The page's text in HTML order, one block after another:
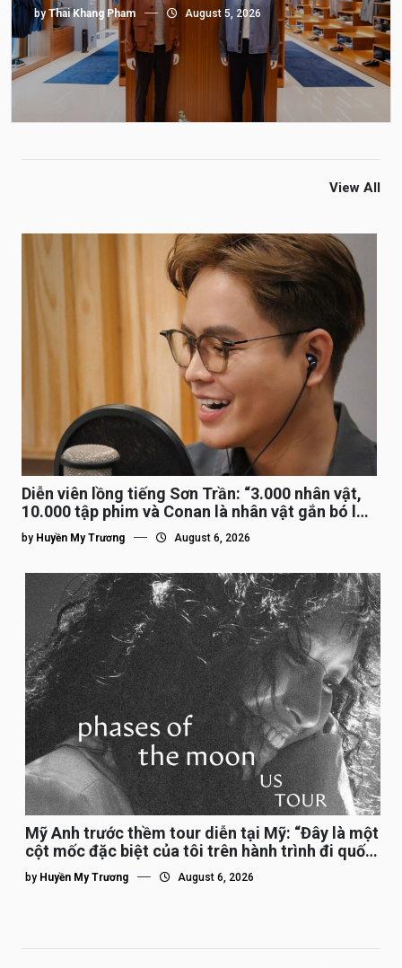
by Thai Khang Pham August 5, 2026
View All
Diễn viên lồng tiếng Sơn Trần: “3.000 nhân vật,
10.000 tập phim và Conan là nhân vật gắn bó lâu
nhất”
by Huyền My Trương August 6, 2026
Mỹ Anh trước thềm tour diễn tại Mỹ: “Đây là một
cột mốc đặc biệt của tôi trên hành trình đi quốc
tế”
by Huyền My Trương August 6, 2026